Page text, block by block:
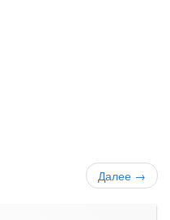
Далее →